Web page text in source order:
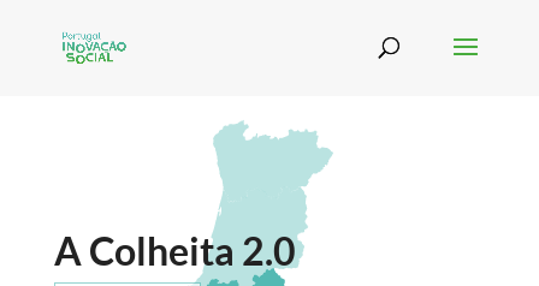
A Colheita 2.0